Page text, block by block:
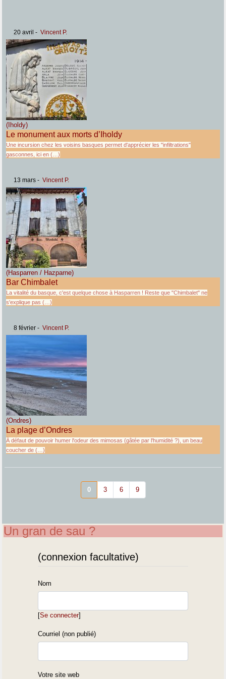
20 avril - Vincent P.
(Iholdy)
Le monument aux morts d’Iholdy
Une incursion chez les voisins basques permet d'apprécier les "infiltrations"
gasconnes, ici en (…)
13 mars- Vincent P.
(Hasparren / Hazparne)
Bar Chimbalet
La vitalité du basque, c'est quelque chose à Hasparren ! Reste que "Chimbalet" ne
s'explique pas (…)
8 février- Vincent P.
(Ondres)
La plage d’Ondres
À défaut de pouvoir humer l'odeur des mimosas (gâtée par l'humidité ?), un beau
coucher de (…)
0 3 6 9
Un gran de sau ?
(connexion facultative)
Nom
[Se connecter]
Courriel (non publié)
Votre site web